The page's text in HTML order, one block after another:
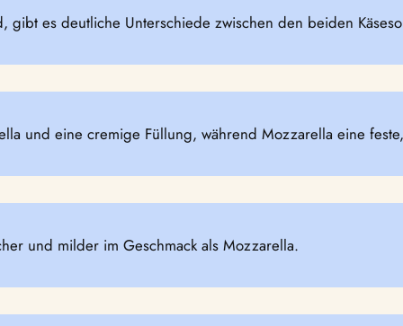
gibt es deutliche Unterschiede zwischen den beiden
und eine cremige Füllung, während Mozzarella eine
und milder im Geschmack als Mozzarella.